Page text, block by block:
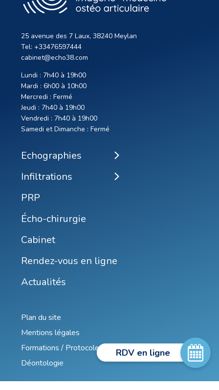
25 avenue des 7 Laux, 38240 Meylan
Tel: +33476597444
cabinet@echo38.com
Lundi : 7h40 à 19h00
Mardi : 6h00 à 10h00
Mercredi : Fermé
Jeudi : 7h40 à 19h00
Vendredi : 7h40 à 19h00
Samedi et Dimanche : Fermé
Echographies
Infiltrations
PRP
Écho-chirurgie
Cabinet
Rendez-vous en ligne
Actualités
Plan du site
Mentions légales
Formations / Protocoles / Publications
Déontologie
RDV en ligne
Ouvrir la fenêtre